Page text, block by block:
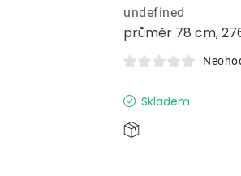
průměr 78 cm,
undefined
Skladem